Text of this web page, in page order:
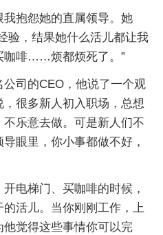
抱怨她的直属领导。她
验，结果她什么活儿都让我
咖啡……烦都烦死了。”
司的CEO，他说了一个观
很多新人初入职场，总想
乐意去做。可是新人们不
眼里，你小事都做不好，
梯门、买咖啡的时候，
活儿。当你刚刚工作，上
觉得这些事情你可以完